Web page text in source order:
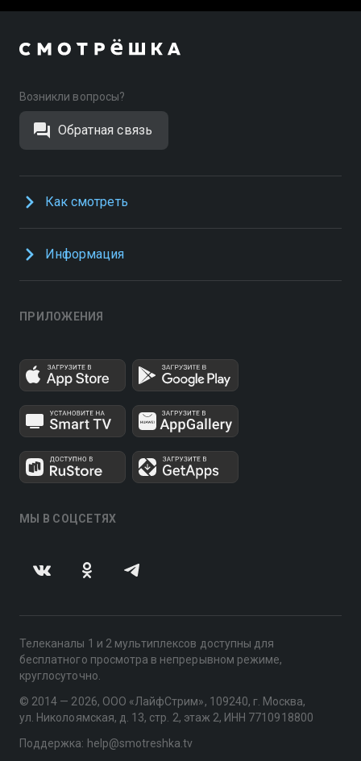
Возникли вопросы?
Обратная связь
Как смотреть
Информация
ПРИЛОЖЕНИЯ
МЫ В СОЦСЕТЯХ
Телеканалы 1 и 2 мультиплексов доступны для
бесплатного просмотра в непрерывном режиме,
круглосуточно.
© 2014 — 2026, ООО «ЛайфСтрим», 109240, г. Москва,
ул. Николоямская, д. 13, стр. 2, этаж 2, ИНН 7710918800
Поддержка: help@smotreshka.tv